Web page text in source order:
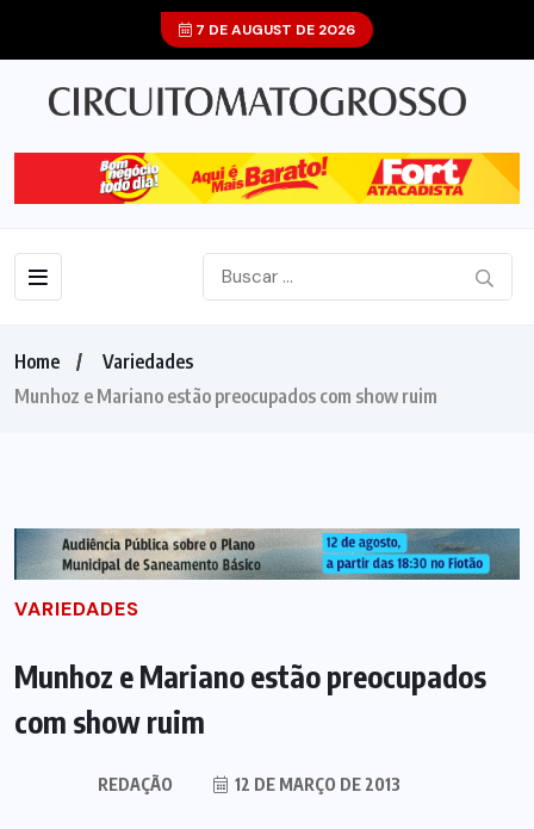
7 DE AUGUST DE 2026
Home
Variedades
Munhoz e Mariano estão preocupados com show ruim
VARIEDADES
Munhoz e Mariano estão preocupados
com show ruim
REDAÇÃO 12 DE MARÇO DE 2013